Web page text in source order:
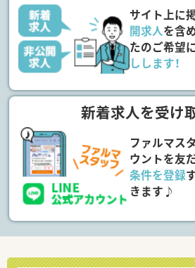
サイト上に
開求人を含
たのご希望
しします！
新着求人を受け
ファルマス
ウントを友
条件を登録
きます♪